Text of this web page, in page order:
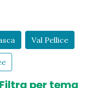
Val Pellice
Filtra per tema